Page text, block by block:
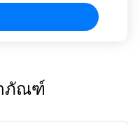
ภัณฑ์